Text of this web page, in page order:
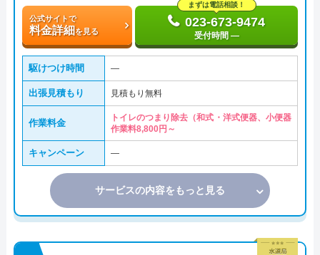
公式サイトで
料金詳細を見る
まずは電話相談！
023-673-9474
受付時間 ―
駆けつけ時間 ―
出張見積もり 見積もり無料
作業料金
トイレのつまり除去（和式・洋式便器、小便器
作業料8,800円～
キャンペーン ―
サービスの内容をもっと見る